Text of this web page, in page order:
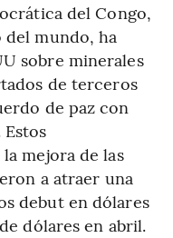
del Congo,
mundo, ha
sobre minerales
de terceros
de paz con
mejora de las
a atraer una
debut en dólares
dólares en abril.